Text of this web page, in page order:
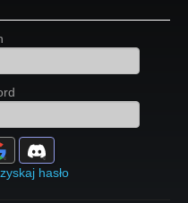
hasło